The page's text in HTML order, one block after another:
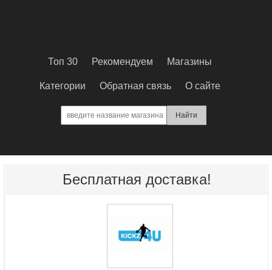
Топ 30 Рекомендуем Магазины
Категории Обратная связь О сайте
Бесплатная доставка!